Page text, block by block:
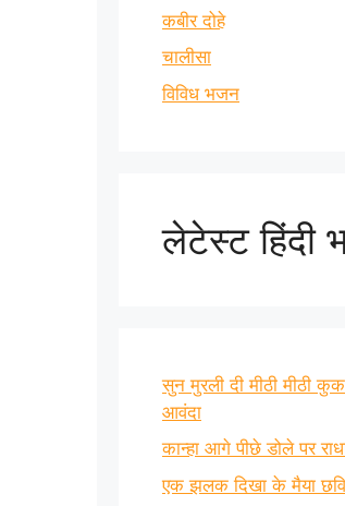
कबीर दोहे
चालीसा
विविध भजन
लेटेस्ट हिंदी
सुन मुरली दी मीठी मीठी
आवंदा
कान्हा आगे पीछे डोले पर
एक झलक दिखा के मैया छवि